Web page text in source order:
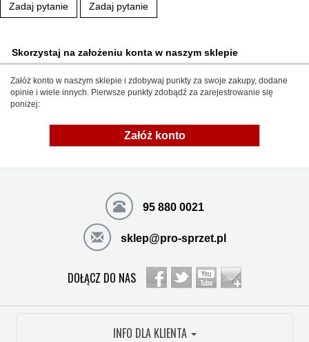
Zadaj pytanie Zadaj pytanie
Skorzystaj na założeniu konta w naszym sklepie
Załóż konto w naszym sklepie i zdobywaj punkty za swoje zakupy, dodane
opinie i wiele innych. Pierwsze punkty zdobądź za zarejestrowanie się
poniżej:
Załóż konto
95 880 0021
sklep@pro-sprzet.pl
DOŁĄCZ DO NAS
INFO DLA KLIENTA